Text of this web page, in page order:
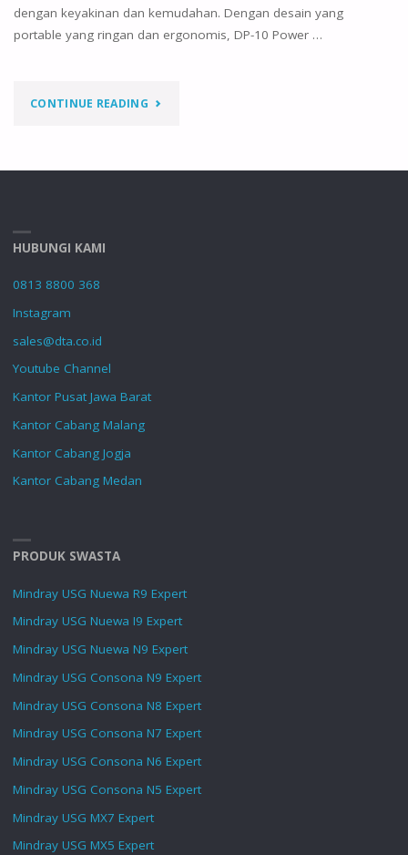
dengan keyakinan dan kemudahan. Dengan desain yang
portable yang ringan dan ergonomis, DP-10 Power …
CONTINUE READING"MINDRAY
DP-
HUBUNGI KAMI
0813 8800 368
Instagram
sales@dta.co.id
Youtube Channel
Kantor Pusat Jawa Barat
Kantor Cabang Malang
Kantor Cabang Jogja
Kantor Cabang Medan
PRODUK SWASTA
Mindray USG Nuewa R9 Expert
Mindray USG Nuewa I9 Expert
Mindray USG Nuewa N9 Expert
Mindray USG Consona N9 Expert
Mindray USG Consona N8 Expert
Mindray USG Consona N7 Expert
Mindray USG Consona N6 Expert
Mindray USG Consona N5 Expert
Mindray USG MX7 Expert
Mindray USG MX5 Expert